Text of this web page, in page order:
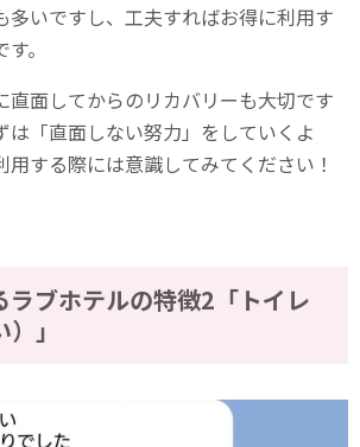
多いですし、工夫すればお得に利用す
。
直面してからのリカバリーも大切です
は「直面しない努力」をしていくよ
用する際には意識してみてください！
ラブホテルの特徴2「トイレ
」